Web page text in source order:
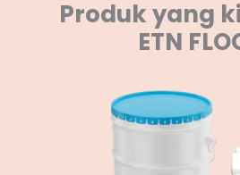
Produk yang
ETN